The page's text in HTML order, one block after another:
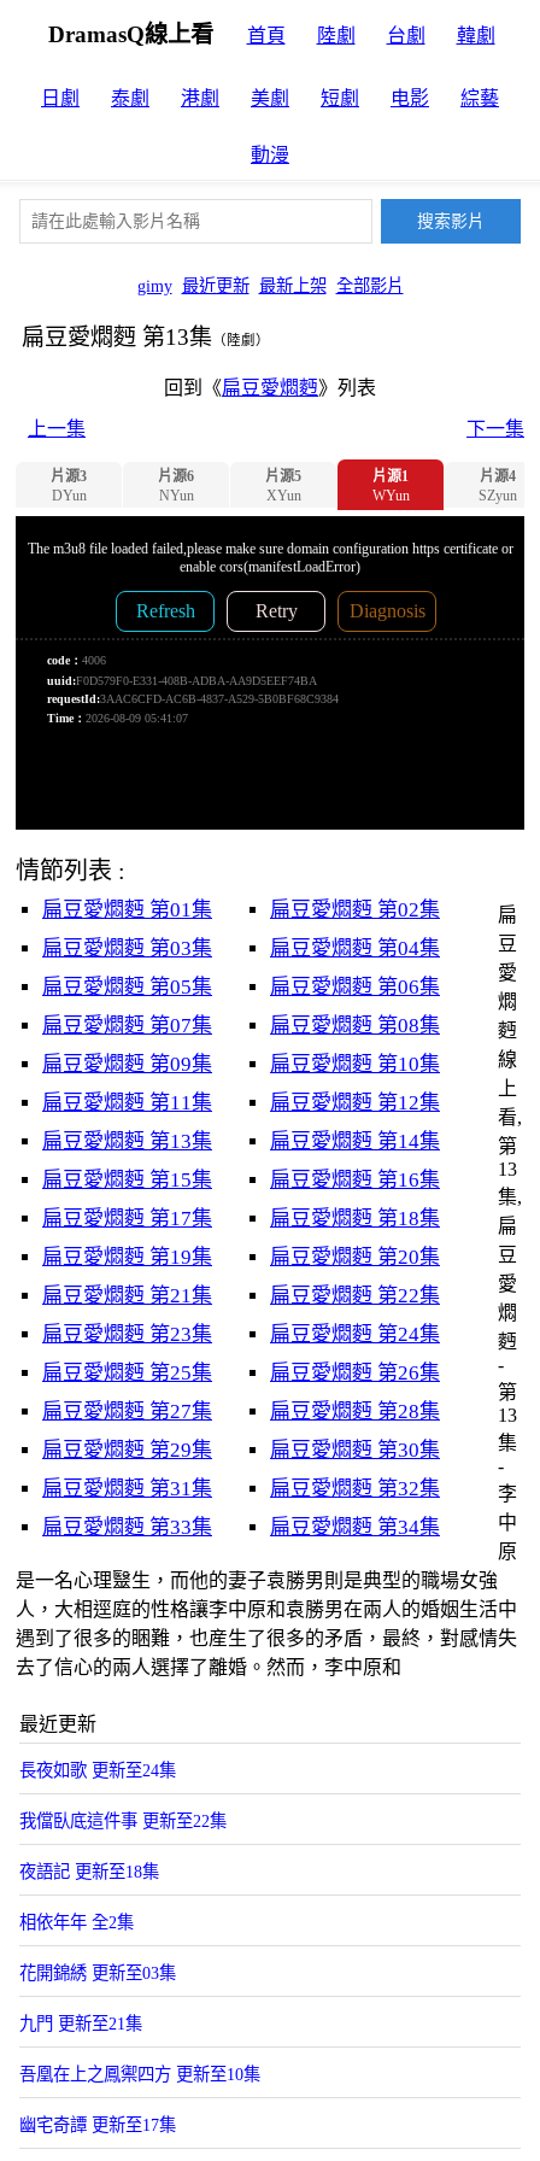
DramasQ線上看 首頁 陸劇 台劇 韓劇
日劇 泰劇 港劇 美劇 短劇 电影 綜藝
動漫
gimy 最近更新 最新上架 全部影片
扁豆愛燜麪 第13集 （陸劇）
回到《扁豆愛燜麪》列表
上一集
下一集
片源3
DYun
片源6
NYun
片源5
XYun
片源1
WYun
片源4
SZyun
情節列表 :
扁豆愛燜麪 第01集
扁豆愛燜麪 第02集
扁豆愛燜麪 第03集
扁豆愛燜麪 第04集
扁豆愛燜麪 第05集
扁豆愛燜麪 第06集
扁豆愛燜麪 第07集
扁豆愛燜麪 第08集
扁豆愛燜麪 第09集
扁豆愛燜麪 第10集
扁豆愛燜麪 第11集
扁豆愛燜麪 第12集
扁豆愛燜麪 第13集
扁豆愛燜麪 第14集
扁豆愛燜麪 第15集
扁豆愛燜麪 第16集
扁豆愛燜麪 第17集
扁豆愛燜麪 第18集
扁豆愛燜麪 第19集
扁豆愛燜麪 第20集
扁豆愛燜麪 第21集
扁豆愛燜麪 第22集
扁豆愛燜麪 第23集
扁豆愛燜麪 第24集
扁豆愛燜麪 第25集
扁豆愛燜麪 第26集
扁豆愛燜麪 第27集
扁豆愛燜麪 第28集
扁豆愛燜麪 第29集
扁豆愛燜麪 第30集
扁豆愛燜麪 第31集
扁豆愛燜麪 第32集
扁豆愛燜麪 第33集
扁豆愛燜麪 第34集
扁
豆
愛
燜
麪
線
上
看,
第
13
集,
扁
豆
愛
燜
麪
-
第
13
集
-
李
中
原
是一名心理毉生，而他的妻子袁勝男則是典型的職場女強
人，大相逕庭的性格讓李中原和袁勝男在兩人的婚姻生活中
遇到了很多的睏難，也産生了很多的矛盾，最終，對感情失
去了信心的兩人選擇了離婚。然而，李中原和
最近更新
長夜如歌 更新至24集
我儅臥底這件事 更新至22集
夜語記 更新至18集
相依年年 全2集
花開錦綉 更新至03集
九門 更新至21集
吾凰在上之鳳禦四方 更新至10集
幽宅奇譚 更新至17集